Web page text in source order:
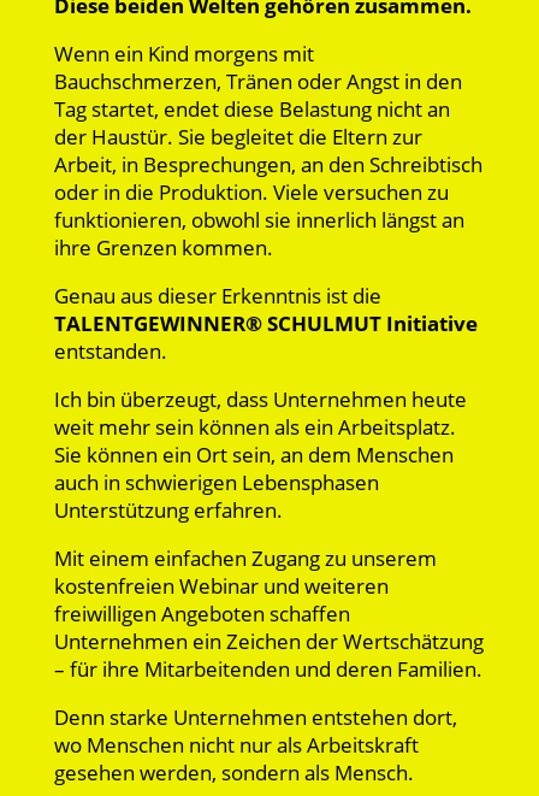
Wenn ein Kind morgens mit
Bauchschmerzen, Tränen oder Angst in den
Tag startet, endet diese Belastung nicht an
der Haustür. Sie begleitet die Eltern zur
Arbeit, in Besprechungen, an den Schreibtisch
oder in die Produktion. Viele versuchen zu
funktionieren, obwohl sie innerlich längst an
ihre Grenzen kommen.
Genau aus dieser Erkenntnis ist die
TALENTGEWINNER® SCHULMUT Initiative
entstanden.
Ich bin überzeugt, dass Unternehmen heute
weit mehr sein können als ein Arbeitsplatz.
Sie können ein Ort sein, an dem Menschen
auch in schwierigen Lebensphasen
Unterstützung erfahren.
Mit einem einfachen Zugang zu unserem
kostenfreien Webinar und weiteren
freiwilligen Angeboten schaffen
Unternehmen ein Zeichen der Wertschätzung
– für ihre Mitarbeitenden und deren Familien.
Denn starke Unternehmen entstehen dort,
wo Menschen nicht nur als Arbeitskraft
gesehen werden, sondern als Mensch.